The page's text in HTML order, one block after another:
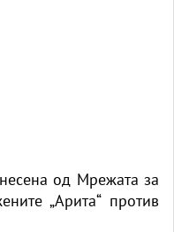
од Мрежата за
„Арита“ против